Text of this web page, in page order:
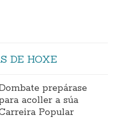
DE HOXE
prepárase
acoller a súa
Popular